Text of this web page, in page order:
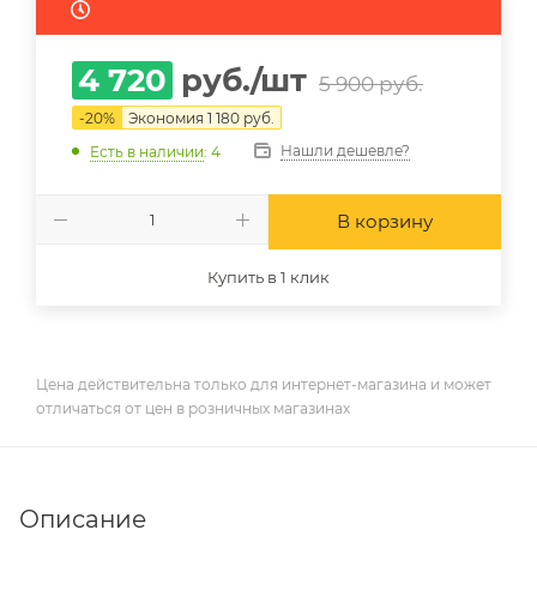
4 720 руб./шт 5 900руб.
-20% Экономия 1 180 руб.
Есть в наличии: 4 Нашли дешевле?
В корзину
Купить в 1 клик
Цена действительна только для интернет-магазина и может
отличаться от цен в розничных магазинах
Описание